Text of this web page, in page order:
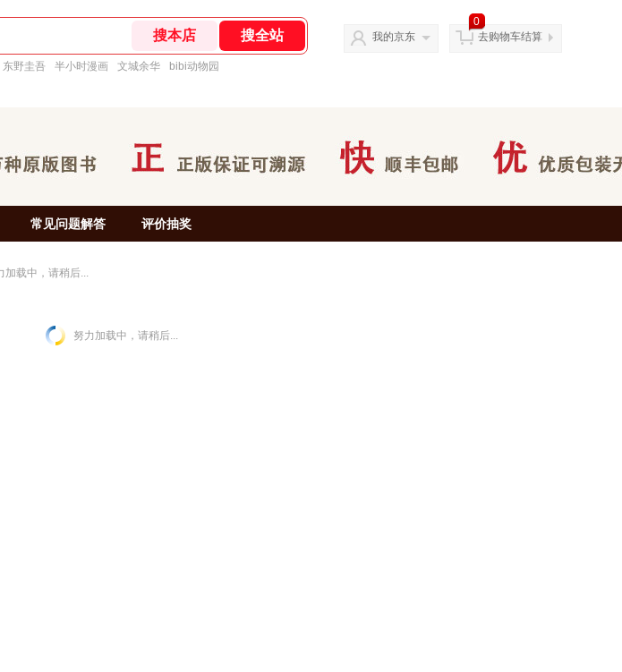
东野圭吾 半小时漫画 文城余华 bibi动物园
我的京东
0
去购物车结算
常见问题解答 评价抽奖
加载中，请稍后...
努力加载中，请稍后...